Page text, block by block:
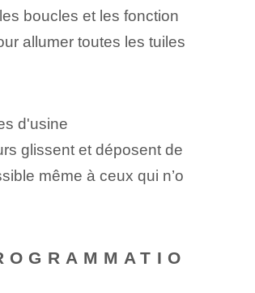
boucles et les fonction
allumer toutes les tuiles
d'usine
glissent et déposent de
même à ceux qui n’o